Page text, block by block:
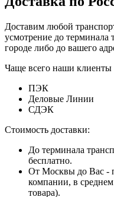
Доставим любой
усмотрение до
городе либо до вашего
Чаще всего наши
ПЭК
Деловые Линии
СДЭК
Стоимость доставки:
До терминала
бесплатно.
От Москвы до Вас -
компании, в среднем
товара).